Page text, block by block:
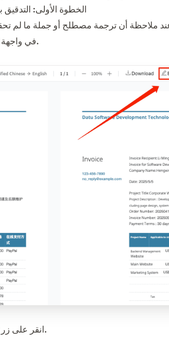
الخطوة الأولى:
ملاحظة أن ترجمة مصطلح أو جملة ما لم
في واجهة التحرير، حدد البند المحدد الذي يحتاج إلى تعديل.
انقر على زر “تعديل” الموجود في الجانب الأيمن من العنصر.